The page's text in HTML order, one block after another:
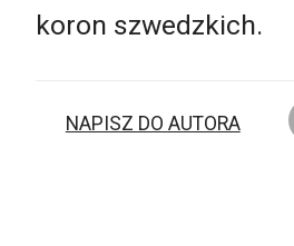
koron szwedzkich.
NAPISZ DO AUTORA